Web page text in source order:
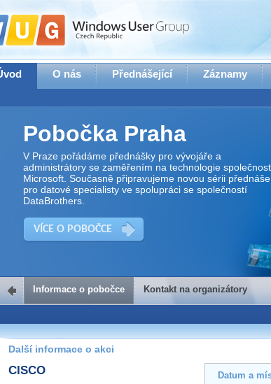
O nás Přednášející Záznamy
Pobočka Praha
V Praze pořádáme přednášky pro vývojáře a
administrátory se zaměřením na technologie
Microsoft. Současně připravujeme novou sérii
pro datové specialisty ve spolupráci se společností
DataBrothers.
VÍCE O POBOČCE
Kontakt na
Pokud máte jakýkoliv dotaz na organizátory této akce,
prosím neváhejte nás kontaktovat na e-mailu:
praha@wug.cz
Informace o pobočce Kontakt na organizátory
Další informace o akci
CISCO Datum a